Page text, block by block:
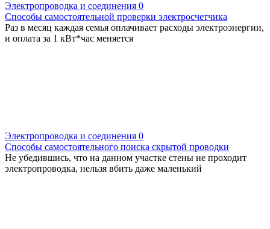
Электропроводка и соединения 0
Способы самостоятельной проверки электросчетчика
Раз в месяц каждая семья оплачивает расходы электроэнергии,
и оплата за 1 кВт*час меняется
Электропроводка и соединения 0
Способы самостоятельного поиска скрытой проводки
Не убедившись, что на данном участке стены не проходит
электропроводка, нельзя вбить даже маленький